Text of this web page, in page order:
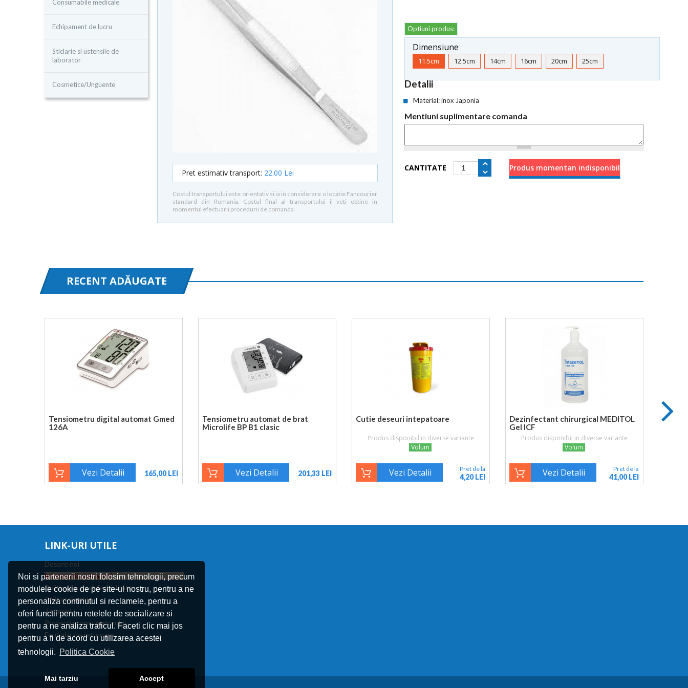
Noi si partenerii nostri folosim tehnologii, precum
modulele cookie de pe site-ul nostru, pentru a ne
personaliza continutul si reclamele, pentru a
oferi functii pentru retelele de socializare si
pentru a ne analiza traficul. Faceti clic mai jos
pentru a fi de acord cu utilizarea acestei
tehnologii. Politica Cookie
Mai tarziu Accept
Consumabile medicale
Echipament de lucru
Sticlarie si ustensile de
laborator
Cosmetice/Unguente
Pret estimativ transport: 22.00 Lei
Costul transportului este orientativ si ia in considerare o locatie Fancourier
standard din Romania. Costul final al transportului il veti obtine in
momentul efectuarii procedurii de comanda.
Detalii
Material: inox Japonia
Optiuni produs:
Dimensiune
11.5cm 12.5cm 14cm 16cm 20cm 25cm
Mentiuni suplimentare comanda
CANTITATE
RECENT ADĂUGATE
Tensiometru digital automat Gmed
126A
Vezi Detalii 165,00 LEI
Tensiometru automat de brat
Microlife BP B1 clasic
Vezi Detalii 201,33 LEI
Cutie deseuri intepatoare
Produs disponibil in diverse variante
Volum
Vezi Detalii Pret de la
4,20 LEI
Dezinfectant chirurgical MEDITOL
Gel ICF
Produs disponibil in diverse variante
Volum
Vezi Detalii Pret de la
41,00 LEI
Cutie
LINK-URI UTILE
Despre noi
Informatii vizitatori
Politica de confidentialitate
Politica Cookie
Termeni
Protectia consumatorului
Formular de returnare